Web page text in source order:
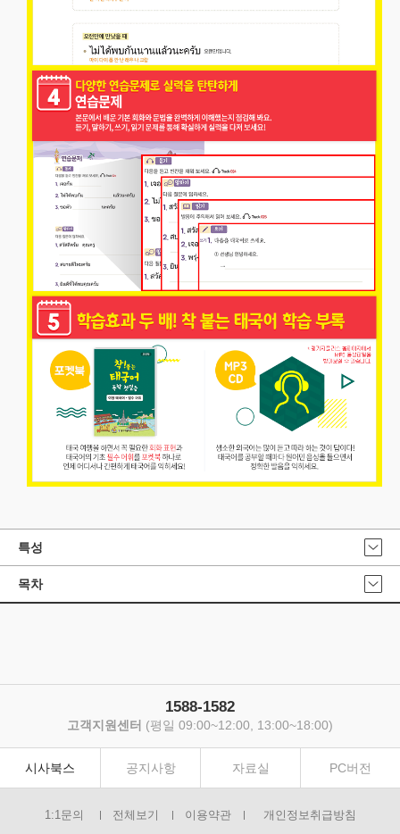
특성
목차
1588-1582
고객지원센터 (평일 09:00~12:00, 13:00~18:00)
시사북스 공지사항 자료실 PC버전
1:1문의 전체보기 이용약관 개인정보취급방침